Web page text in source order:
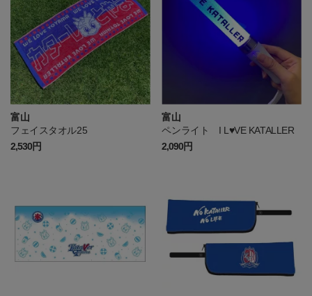
富山
フェイスタオル25
2,530円
富山
ペンライト I L♥VE KATALLER
2,090円